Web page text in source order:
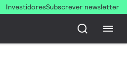
InvestidoresSubscrever newsletter